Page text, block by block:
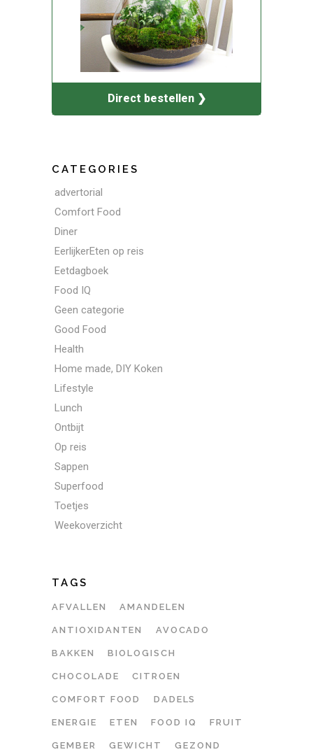
Direct bestellen ❯
CATEGORIES
advertorial
Comfort Food
Diner
EerlijkerEten op reis
Eetdagboek
Food IQ
Geen categorie
Good Food
Health
Home made, DIY Koken
Lifestyle
Lunch
Ontbijt
Op reis
Sappen
Superfood
Toetjes
Weekoverzicht
TAGS
AFVALLEN AMANDELEN
ANTIOXIDANTEN AVOCADO
BAKKEN BIOLOGISCH
CHOCOLADE CITROEN
COMFORT FOOD DADELS
ENERGIE ETEN FOOD IQ FRUIT
GEMBER GEWICHT GEZOND